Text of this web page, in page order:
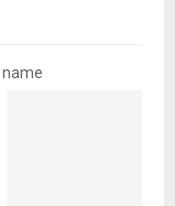
name